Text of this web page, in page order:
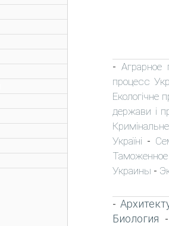
- Аграрное
процесс
Екологічне
держави і
Україні -
Украины -
-
Биология -